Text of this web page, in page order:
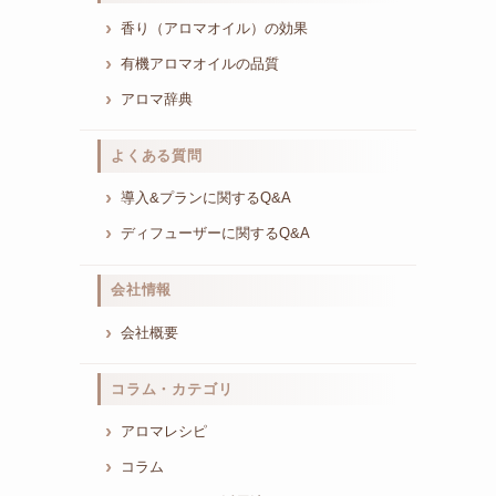
香り（アロマオイル）の効果
有機アロマオイルの品質
アロマ辞典
よくある質問
導入&プランに関するQ&A
ディフューザーに関するQ&A
会社情報
会社概要
コラム・カテゴリ
アロマレシピ
コラム